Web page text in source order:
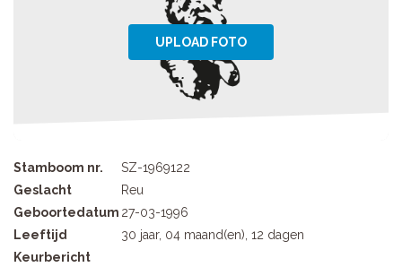
Stamboom nr.
SZ-1969122
Geslacht
Reu
Geboortedatum 27-03-1996
Leeftijd
30 jaar, 04 maand(en), 12 dagen
Keurbericht